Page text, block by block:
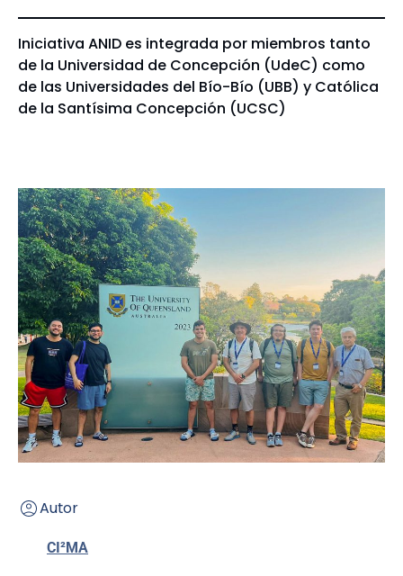
Iniciativa ANID es integrada por miembros tanto
de la Universidad de Concepción (UdeC) como
de las Universidades del Bío-Bío (UBB) y Católica
de la Santísima Concepción (UCSC)
Autor
CI²MA